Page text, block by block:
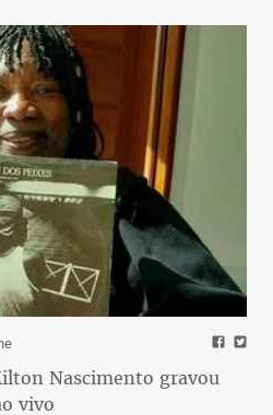
Nascimento gravou
vivo